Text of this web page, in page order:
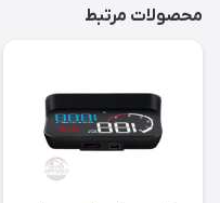
محصولات مرتبط